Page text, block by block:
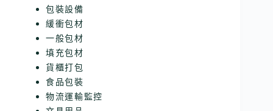
包裝設備
緩衝包材
一般包材
填充包材
貨櫃打包
食品包裝
物流運輸監控